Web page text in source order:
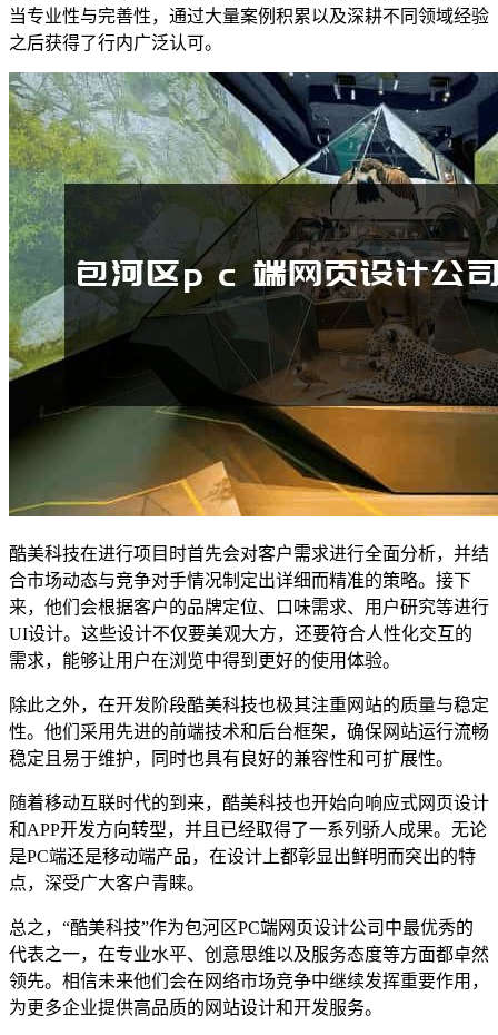
当专业性与完善性，通过大量案例积累以及深耕不同领域经验
之后获得了行内广泛认可。
酷美科技在进行项目时首先会对客户需求进行全面分析，并结
合市场动态与竞争对手情况制定出详细而精准的策略。接下
来，他们会根据客户的品牌定位、口味需求、用户研究等进行
UI设计。这些设计不仅要美观大方，还要符合人性化交互的
需求，能够让用户在浏览中得到更好的使用体验。
除此之外，在开发阶段酷美科技也极其注重网站的质量与稳定
性。他们采用先进的前端技术和后台框架，确保网站运行流畅
稳定且易于维护，同时也具有良好的兼容性和可扩展性。
随着移动互联时代的到来，酷美科技也开始向响应式网页设计
和APP开发方向转型，并且已经取得了一系列骄人成果。无论
是PC端还是移动端产品，在设计上都彰显出鲜明而突出的特
点，深受广大客户青睐。
总之，“酷美科技”作为包河区PC端网页设计公司中最优秀的
代表之一，在专业水平、创意思维以及服务态度等方面都卓然
领先。相信未来他们会在网络市场竞争中继续发挥重要作用，
为更多企业提供高品质的网站设计和开发服务。